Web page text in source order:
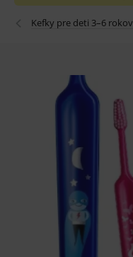
Kefky pre deti 3–6 rokov